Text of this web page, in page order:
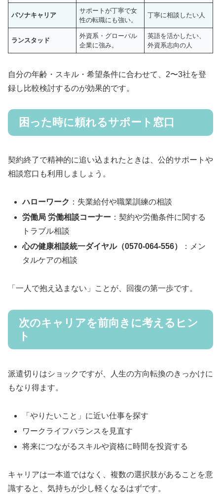
パソナキャリア
サポートが丁寧で女
性の転職にも強い。
丁寧に相談したい人
ランスタッド
外資系・グローバル
企業に強み。
英語を活かしたい、
外資系志向の人
自分の年齢・スキル・希望条件に合わせて、2〜3社を登
録し比較検討するのが効果的です。
困った時に頼れるサポート窓口
契約終了で精神的に追い込まれたときは、公的サポートや
相談窓口も利用しましょう。
ハローワーク ：失業給付や職業訓練の相談
労働局 労働相談コーナー ：契約や労働条件に関する
トラブル相談
心の健康相談統一ダイヤル（0570-064-556）
：メン
タルケアの相談
「一人で抱え込まない」ことが、回復の第一歩です。
次のキャリアを前向きに考えるヒン
ト
派遣切りはショックですが、人生の方向転換のきっかけに
もなり得ます。
「やりたいこと」に近い仕事を探す
ワークライフバランスを見直す
将来につながるスキルや資格に時間を投資する
キャリアは一本道ではなく、複数の選択肢があることを意
識すると、気持ちが少し軽くなるはずです。